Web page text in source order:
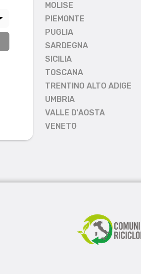
MOLISE
PIEMONTE
PUGLIA
SARDEGNA
SICILIA
TOSCANA
TRENTINO ALTO ADIGE
UMBRIA
VALLE D'AOSTA
VENETO